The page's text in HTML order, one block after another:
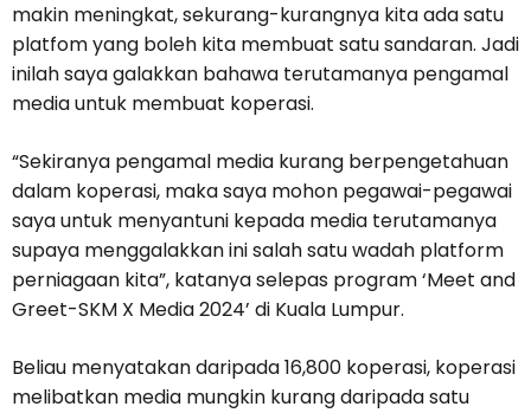
makin meningkat, sekurang-kurangnya kita ada satu
platfom yang boleh kita membuat satu sandaran. Jadi
inilah saya galakkan bahawa terutamanya pengamal
media untuk membuat koperasi.
“Sekiranya pengamal media kurang berpengetahuan
dalam koperasi, maka saya mohon pegawai-pegawai
saya untuk menyantuni kepada media terutamanya
supaya menggalakkan ini salah satu wadah platform
perniagaan kita”, katanya selepas program ‘Meet and
Greet-SKM X Media 2024’ di Kuala Lumpur.
Beliau menyatakan daripada 16,800 koperasi, koperasi
melibatkan media mungkin kurang daripada satu